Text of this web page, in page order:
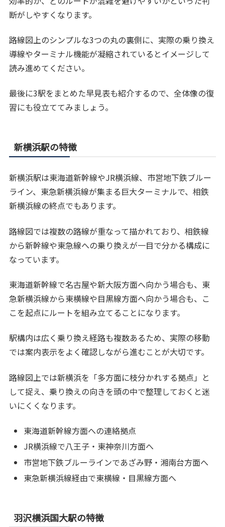
断がしやすくなります。
路線図上のシンプルな3つの丸の裏側に、実際の乗り換え
導線やターミナル機能が凝縮されているとイメージして
読み進めてください。
最後に3駅をまとめた早見表も紹介するので、全体像の復
習にも役立ててみましょう。
新横浜駅の特徴
新横浜駅は東海道新幹線やJR横浜線、市営地下鉄ブルー
ライン、東急新横浜線が集まる巨大ターミナルで、相鉄
新横浜線の終点でもあります。
路線図では複数の路線が重なって描かれており、相鉄線
から新幹線や東急線への乗り換えが一目で分かる構成に
なっています。
東海道新幹線で名古屋や新大阪方面へ向かう場合も、東
急新横浜線から東横線や目黒線方面へ向かう場合も、こ
こを起点にルートを組み立てることになります。
駅構内は広く乗り換え経路も複数あるため、実際の移動
では案内表示をよく確認しながら進むことが大切です。
路線図上では新横浜を「多方面に枝分かれする拠点」と
して捉え、乗り換えの向きを頭の中で整理しておくと迷
いにくくなります。
東海道新幹線方面への連絡拠点
JR横浜線で八王子・東神奈川方面へ
市営地下鉄ブルーラインであざみ野・湘南台方面へ
東急新横浜線経由で東横線・目黒線方面へ
羽沢横浜国大駅の特徴